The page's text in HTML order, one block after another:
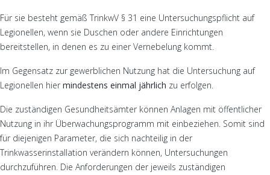
Für sie besteht gemäß TrinkwV § 31 eine Untersuchungspflicht auf
Legionellen, wenn sie Duschen oder andere Einrichtungen
bereitstellen, in denen es zu einer Vernebelung kommt.
Im Gegensatz zur gewerblichen Nutzung hat die Untersuchung auf
Legionellen hier mindestens einmal jährlich zu erfolgen.
Die zuständigen Gesundheitsämter können Anlagen mit öffentlicher
Nutzung in ihr Überwachungsprogramm mit einbeziehen. Somit sind
für diejenigen Parameter, die sich nachteilig in der
Trinkwasserinstallation verändern können, Untersuchungen
durchzuführen. Die Anforderungen der jeweils zuständigen